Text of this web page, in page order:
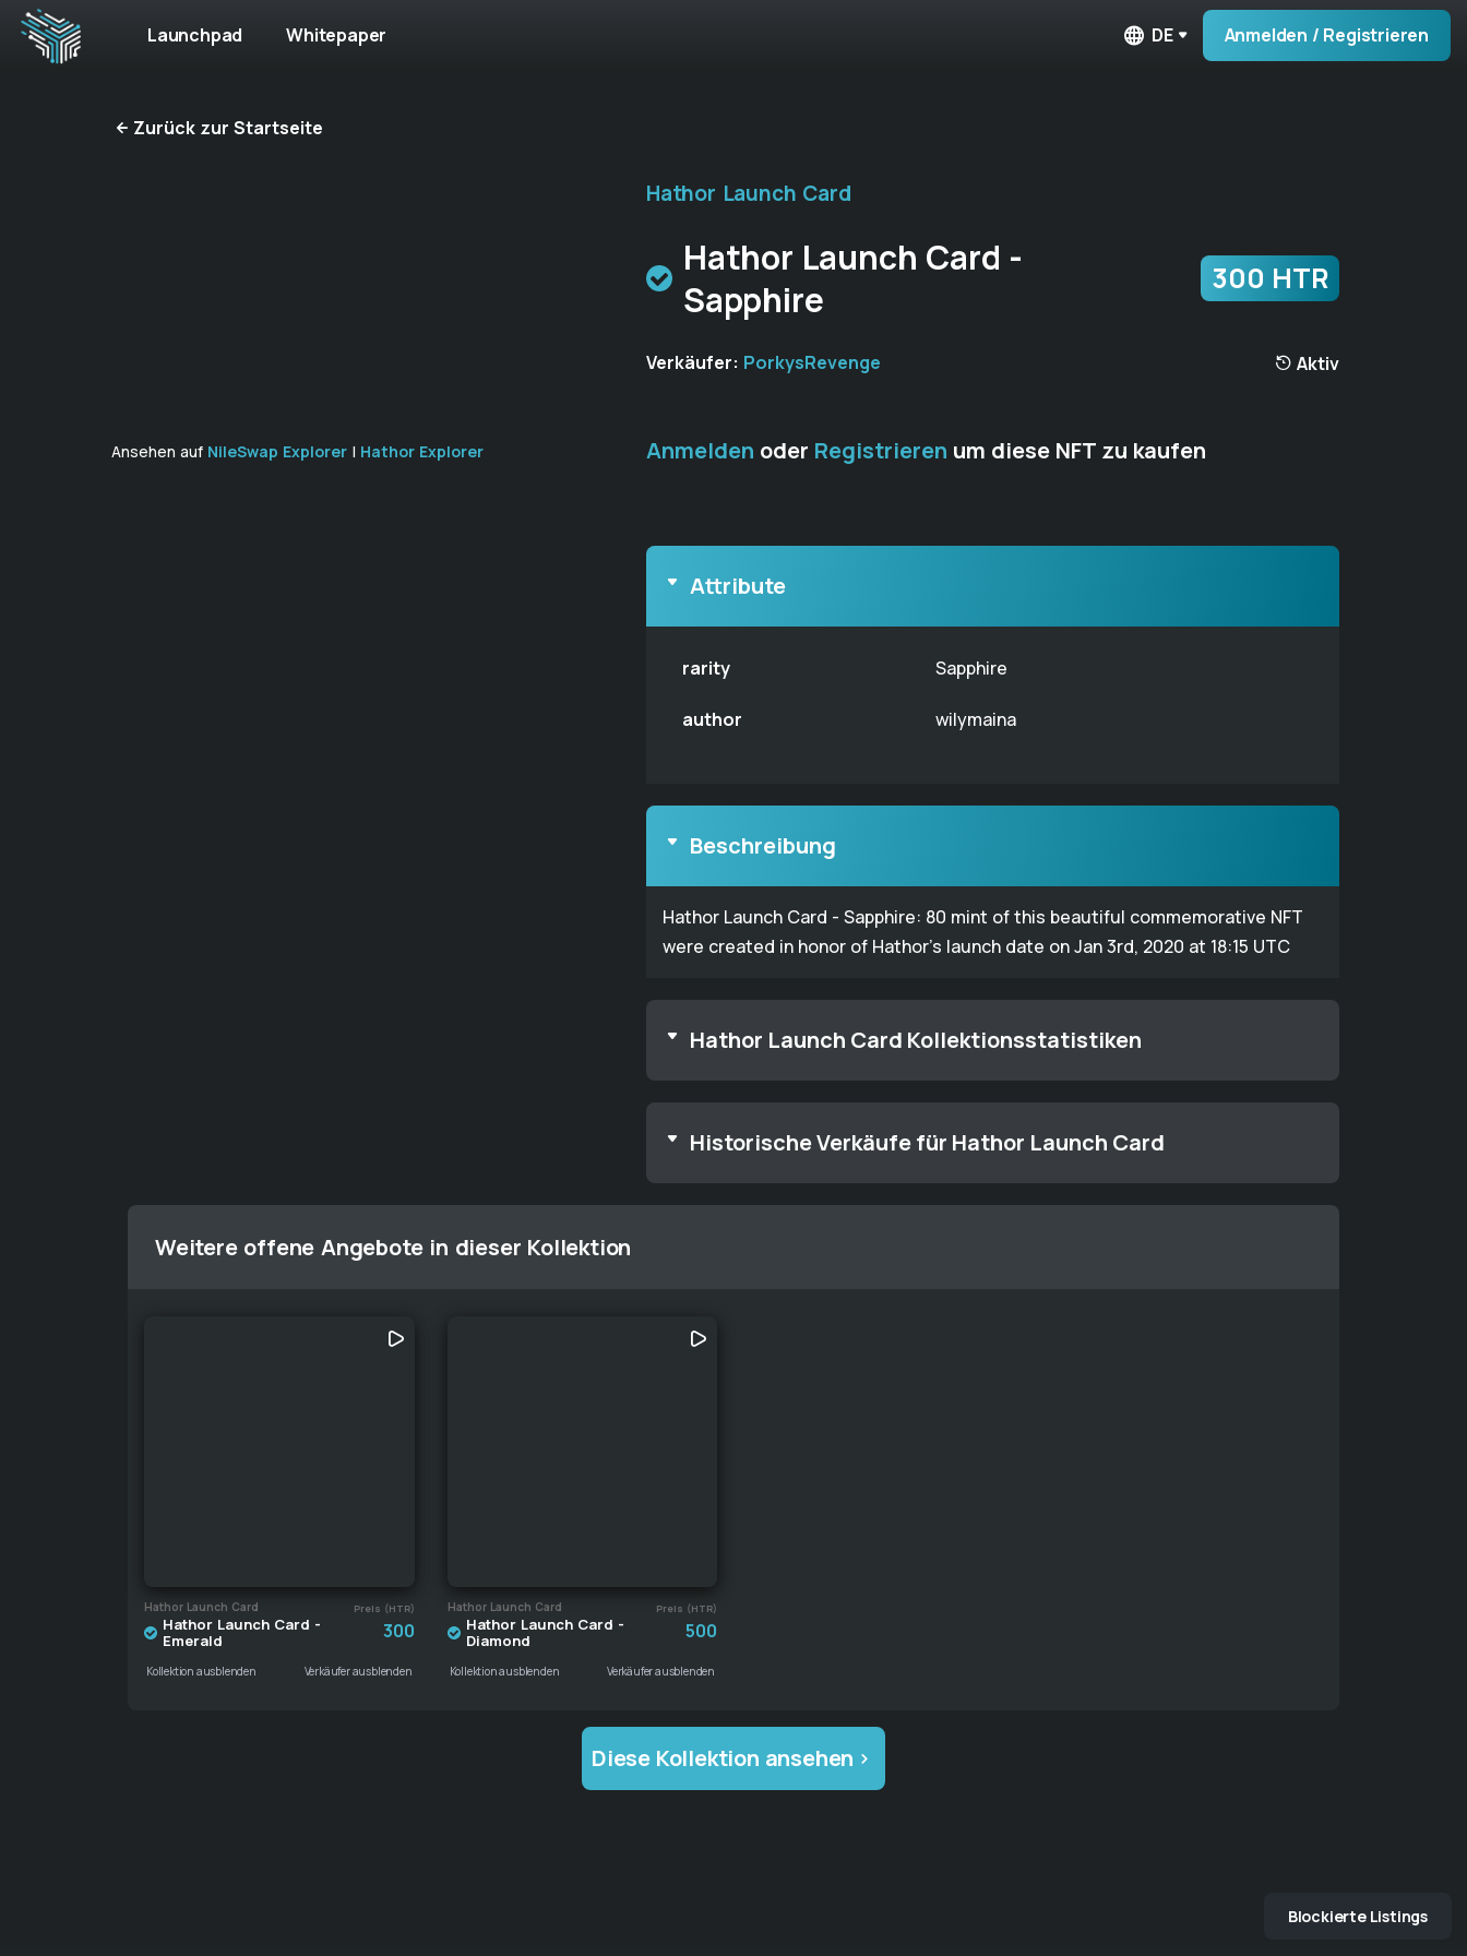
Launchpad Whitepaper DE Anmelden / Registrieren
Zurück zur Startseite
Ansehen auf NileSwap Explorer | Hathor Explorer
Hathor Launch Card
Hathor Launch Card -
Sapphire
300 HTR
Verkäufer: PorkysRevenge Aktiv
Anmelden oder Registrieren um diese NFT zu kaufen
Attribute
rarity Sapphire
author wilymaina
Beschreibung
Hathor Launch Card - Sapphire: 80 mint of this beautiful commemorative NFT
were created in honor of Hathor's launch date on Jan 3rd, 2020 at 18:15 UTC
Hathor Launch Card Kollektionsstatistiken
Historische Verkäufe für Hathor Launch Card
Weitere offene Angebote in dieser Kollektion
Hathor Launch Card Preis (HTR)
Hathor Launch Card -
Emerald
300
Kollektion ausblenden Verkäufer ausblenden
Hathor Launch Card Preis (HTR)
Hathor Launch Card -
Diamond
500
Kollektion ausblenden Verkäufer ausblenden
Diese Kollektion ansehen
Blockierte Listings